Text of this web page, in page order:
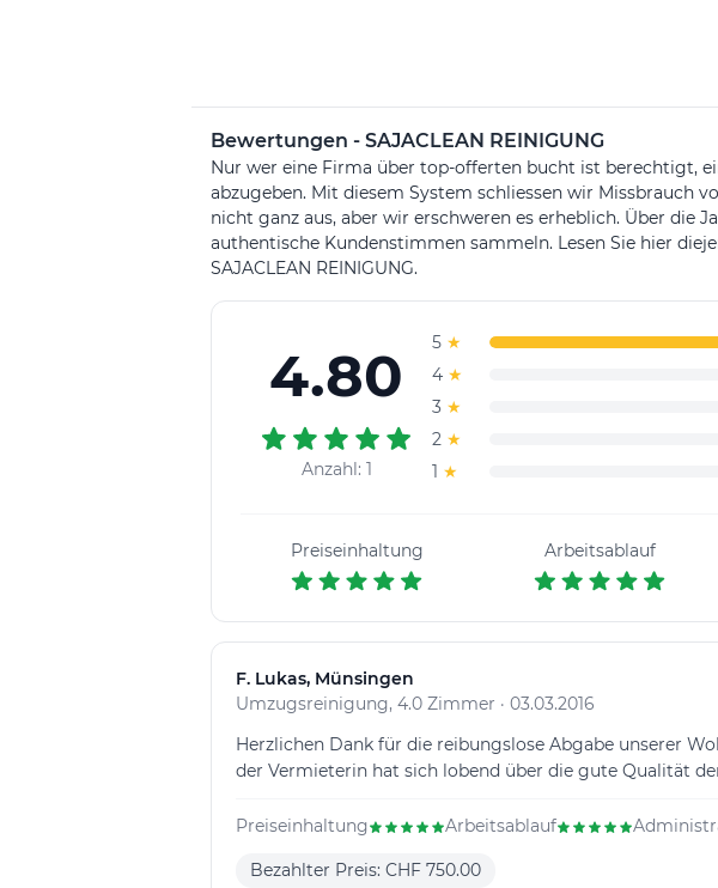
Bewertungen - SAJACLEAN REINIGUNG
Nur wer eine Firma über top-offerten bucht ist berechtigt,
abzugeben. Mit diesem System schliessen wir Missbrauch
nicht ganz aus, aber wir erschweren es erheblich. Über die
authentische Kundenstimmen sammeln. Lesen Sie hier
SAJACLEAN REINIGUNG.
4.80
Anzahl: 1
5 ★
4 ★
3 ★
2 ★
1 ★
Preiseinhaltung Arbeitsablauf
F. Lukas, Münsingen
Umzugsreinigung, 4.0 Zimmer · 03.03.2016
Herzlichen Dank für die reibungslose Abgabe unserer
der Vermieterin hat sich lobend über die gute Qualität
Preiseinhaltung Arbeitsablauf
Bezahlter Preis: CHF 750.00